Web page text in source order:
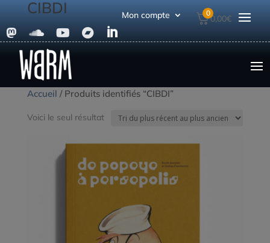
Mon compte 00,00€
    
Accueil / Produits identifiés “CIBDI”
CIBDI
Voici le seul résultat